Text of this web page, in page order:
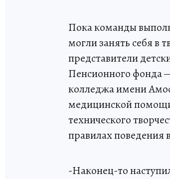
Пока команды
могли занять себя в
представители
Пенсионного фонда
колледжа имени
медицинской
технического
правилах поведения
-Наконец-то